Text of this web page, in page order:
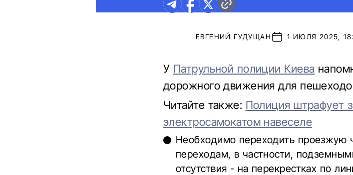
ЕВГЕНИЙ ГУДУЩАН 1 ИЮЛЯ 2025,
У Патрульной полиции Киева
дорожного движения для
Читайте также: Полиция штрафует
электросамокатом навеселе
Необходимо переходить проезжую
переходам, в частности,
отсутствия - на перекрестках по